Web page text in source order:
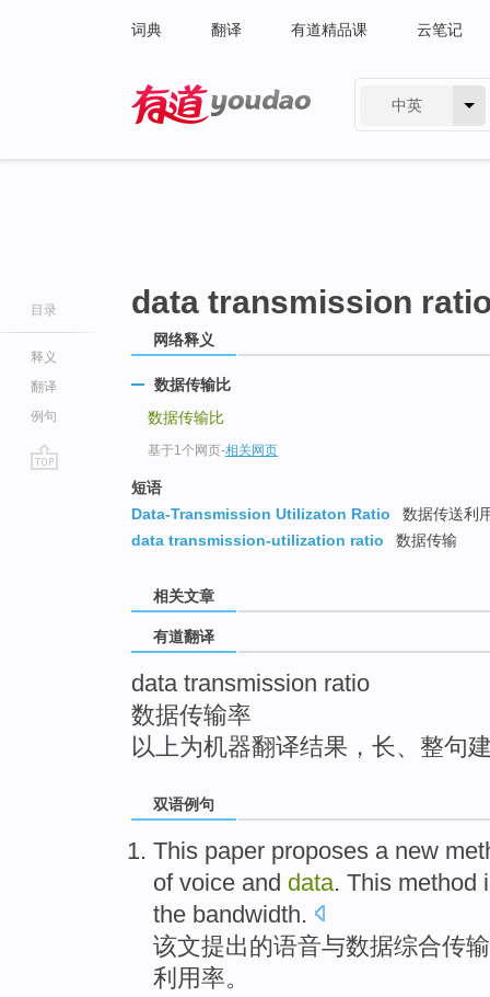
词典 翻译 有道精品课 云笔记
中英
目录
释义
翻译
例句
data transmission
网络释义
数据传输比
数据传输比
基于1个网页-相关网页
短语
Data-Transmission Utilizaton Ratio
数据传送利
data transmission-utilization ratio
数据传输
相关文章
有道翻译
data transmission ratio
数据传输率
以上为机器翻译结果，长、整句
双语例句
This paper proposes a new
of voice and data. This method
the bandwidth.
该文提出的语音与数据综合传输
利用率。